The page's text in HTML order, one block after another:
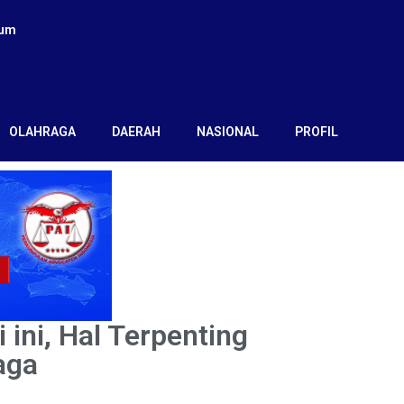
OLAHRAGA DAERAH NASIONAL PROFIL
ini, Hal Terpenting